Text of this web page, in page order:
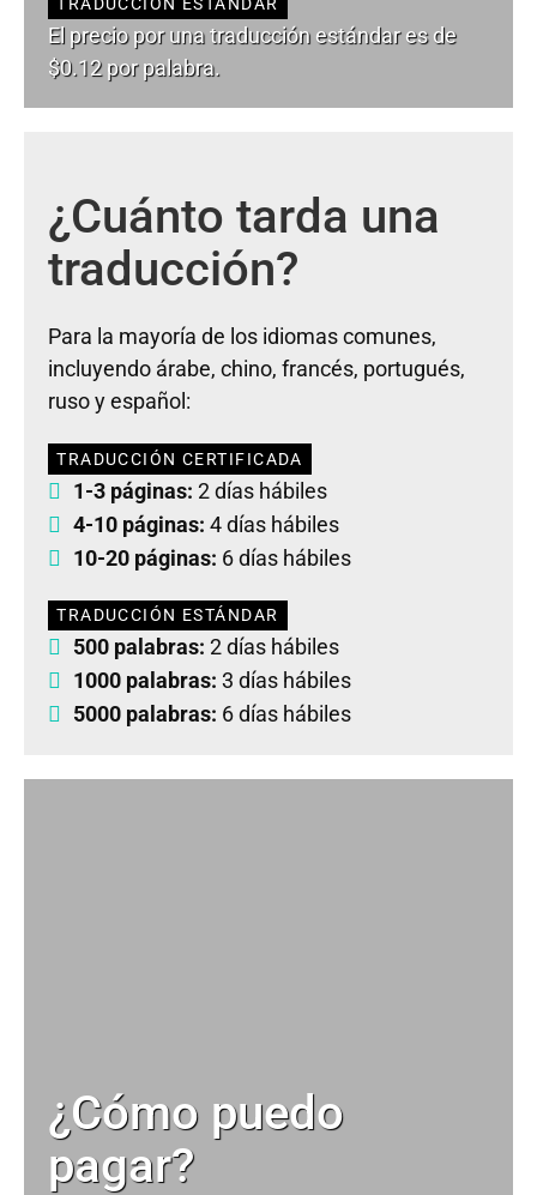
El precio por una traducción estándar es de
$0.12 por palabra.
¿Cuánto tarda una
traducción?
Para la mayoría de los idiomas comunes,
incluyendo árabe, chino, francés, portugués,
ruso y español:
TRADUCCIÓN CERTIFICADA
1-3 páginas: 2 días hábiles
4-10 páginas: 4 días hábiles
10-20 páginas: 6 días hábiles
TRADUCCIÓN ESTÁNDAR
500 palabras: 2 días hábiles
1000 palabras: 3 días hábiles
5000 palabras: 6 días hábiles
¿Cómo puedo
pagar?